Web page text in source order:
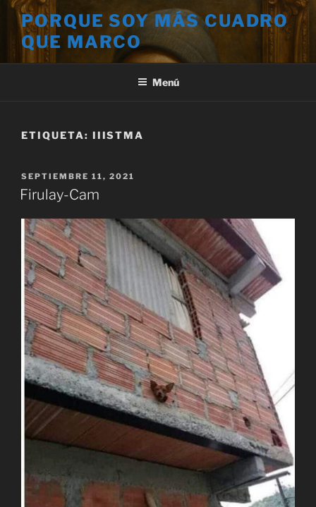
Saltar
contenido
PORQUE SOY MÁS CUADRO
QUE MARCO
Menú
ETIQUETA: IIISTMA
PUBLICADO
EL
SEPTIEMBRE 11, 2021
Firulay-Cam